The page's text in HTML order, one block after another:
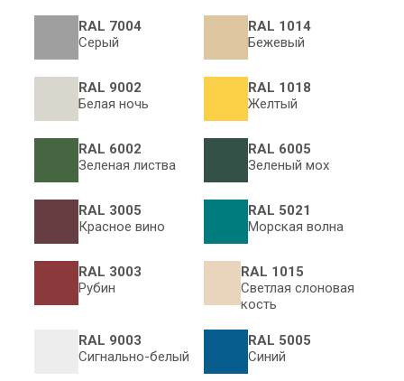
RAL 7004
Серый
RAL 1014
Бежевый
RAL 9002
Белая ночь
RAL 1018
Желтый
RAL 6002
Зеленая листва
RAL 6005
Зеленый мох
RAL 3005
Красное вино
RAL 5021
Морская волна
RAL 3003
Рубин
RAL 1015
Светлая слоновая
кость
RAL 9003
Сигнально-белый
RAL 5005
Синий